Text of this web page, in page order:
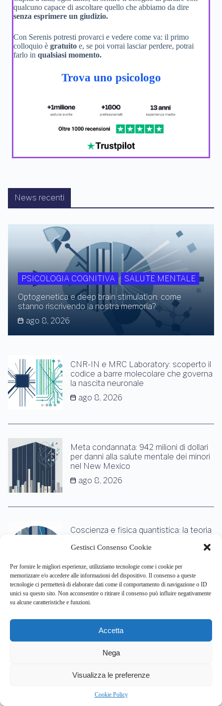
Gestisci Consenso Cookie
Per fornire le migliori esperienze, utilizziamo tecnologie come i cookie per
memorizzare e/o accedere alle informazioni del dispositivo. Il consenso a queste
tecnologie ci permetterà di elaborare dati come il comportamento di navigazione o ID
unici su questo sito. Non acconsentire o ritirare il consenso può influire negativamente
su alcune caratteristiche e funzioni.
Accetta
Nega
Visualizza le preferenze
Cookie Policy
qualcuno capace di ascoltare quello che abbiamo da dire
senza esprimere un giudizio.
Con Serenis potresti provarci e vedere come va: il primo
colloquio è gratuito e, se poi vorrai lasciar perdere, potrai
farlo in qualsiasi momento.
Trova uno psicologo
News recenti
PSICOLOGIA COGNITIVA
SALUTE MENTALE
Optogenetica e deep brain stimulation: come
stanno riscrivendo la nostra memoria?
ago 8, 2026
CNR-IN e MRC Laboratory: scoperto il
codice a barre molecolare che governa
la nascita neuronale
ago 8, 2026
Meta condannata: 942 milioni di dollari
per danni alla salute mentale dei minori
nel New Mexico
ago 8, 2026
Coscienza e fisica quantistica: la teoria
cervello
ago 7, 2026
crea la diversità cerebrale